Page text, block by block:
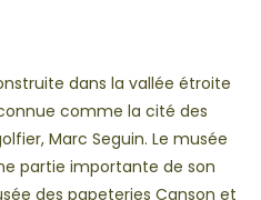
dans la vallée étroite
comme la cité des
Marc Seguin. Le musée
partie importante de son
des papeteries Canson et